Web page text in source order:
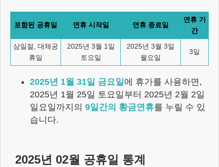
포함된 공휴일 연휴 시작일 연휴 종료일
연휴 기
간
삼일절, 대체공
휴일
2025년 3월 1일
토요일
2025년 3월 3일
월요일
3일
2025년 1월 31일 금요일에 휴가를 사용하면,
2025년 1월 25일 토요일 부터 2025년 2월 2일
일요일 까지의 9일간의 황금연휴를 누릴 수 있
습니다.
2025년 02월 공휴일 통계